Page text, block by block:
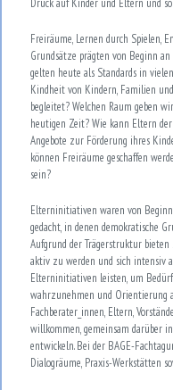
Druck auf Kinder und Eltern und
Freiräume, Lernen durch Spielen,
Grundsätze prägten von Beginn
gelten heute als Standards in
Kindheit von Kindern, Familien
begleitet? Welchen Raum geben
heutigen Zeit? Wie kann Eltern
Angebote zur Förderung ihres
können Freiräume geschaffen
sein?
Elterninitiativen waren von
gedacht, in denen demokratische
Aufgrund der Trägerstruktur
aktiv zu werden und sich intensiv
Elterninitiativen leisten, um
wahrzunehmen und Orientierung
Fachberater_innen, Eltern,
willkommen, gemeinsam darüber
entwickeln. Bei der BAGE-
Dialogräume, Praxis-Werkstätten